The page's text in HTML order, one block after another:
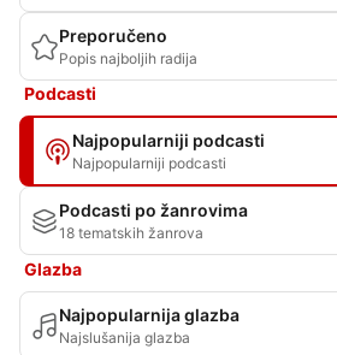
Preporučeno
Popis najboljih radija
Podcasti
Najpopularniji podcasti
Najpopularniji podcasti
Podcasti po žanrovima
18 tematskih žanrova
Glazba
Najpopularnija glazba
Najslušanija glazba